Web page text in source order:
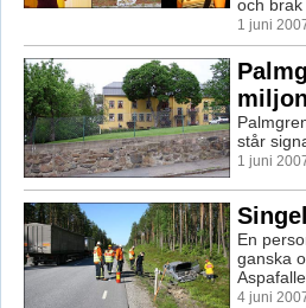
och
1 juni
står
1 juni
En
ganska
4 juni